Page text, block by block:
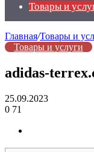
Товары и
Главная/Товары и
Товары и услуги
adidas-
25.09.2023
0 71